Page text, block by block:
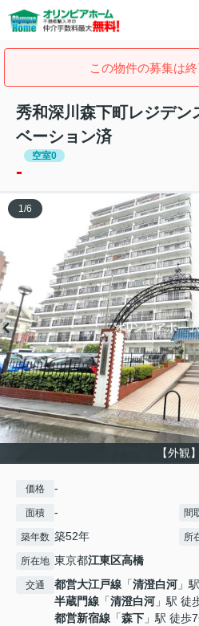
この物件の募集は終
秀和深川森下町レジ
ベーション済
空室0
-
【外観】
1/6
価格 -
面積 - 間
築年数 築52年 所
所在地 東京都江東区高橋
交通 都営大江戸線 「清澄白河 」
半蔵門線 「清澄白河 」駅 徒
都営新宿線 「森下 」駅 徒歩